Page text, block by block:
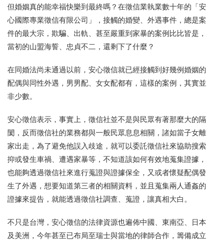
但婚姻真的能幸福快樂到最終嗎？在徵信業執業數十年的「安
心國際專業徵信有限公司」，接觸的婚變、外遇事件，總是案
件的最大宗，欺騙、出軌、甚至嚴重到家暴的案例比比皆是，
當初的山盟海誓、忠貞不二，還剩下了什麼？
在同婚法尚未通過以前，安心徵信就已經接觸到好幾例婚姻的
配偶與同性外遇，男男配、女女配都有，這樣的案例，其實並
非少數。
安心徵信表示，事實上，徵信社並不是與民眾有著那麼大的隔
閡，反而徵信社的業務都與一般民眾息息相關，諸如當子女離
家出走，為了避免他誤入歧途，就可以委託徵信社來協助搜索
抑或發生車禍、遭遇家暴等，不知道該如何有效地蒐集證據，
也能夠透過徵信社來進行蒐證與證據保全，又或者懷疑配偶發
生了外遇，想要知道第三者的相關資料，並且蒐集兩人通姦的
證據來提告，就能透過徵信社調查、蒐證，讓真相大白。
不只是台灣，安心徵信的法律資源也遍佈中國、東南亞、日本
及美洲，今年甚至已布局至瑞士與當地的律師合作，籌備成立